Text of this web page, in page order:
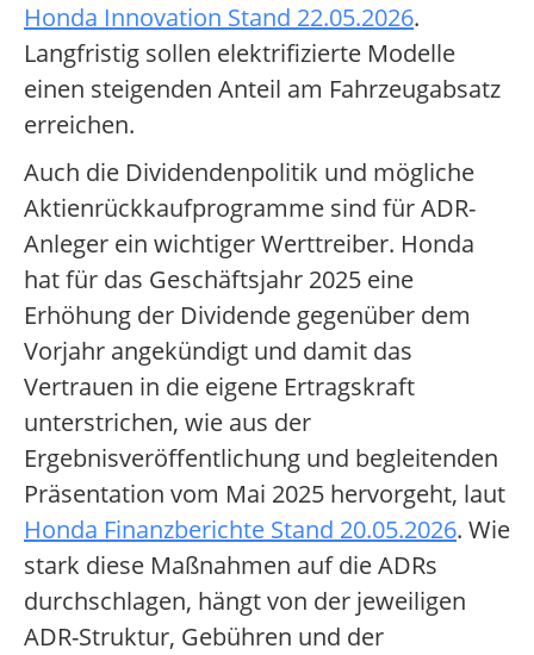
Honda Innovation Stand 22.05.2026.
Langfristig sollen elektrifizierte Modelle
einen steigenden Anteil am Fahrzeugabsatz
erreichen.
Auch die Dividendenpolitik und mögliche
Aktienrückkaufprogramme sind für ADR-
Anleger ein wichtiger Werttreiber. Honda
hat für das Geschäftsjahr 2025 eine
Erhöhung der Dividende gegenüber dem
Vorjahr angekündigt und damit das
Vertrauen in die eigene Ertragskraft
unterstrichen, wie aus der
Ergebnisveröffentlichung und begleitenden
Präsentation vom Mai 2025 hervorgeht, laut
Honda Finanzberichte Stand 20.05.2026. Wie
stark diese Maßnahmen auf die ADRs
durchschlagen, hängt von der jeweiligen
ADR-Struktur, Gebühren und der